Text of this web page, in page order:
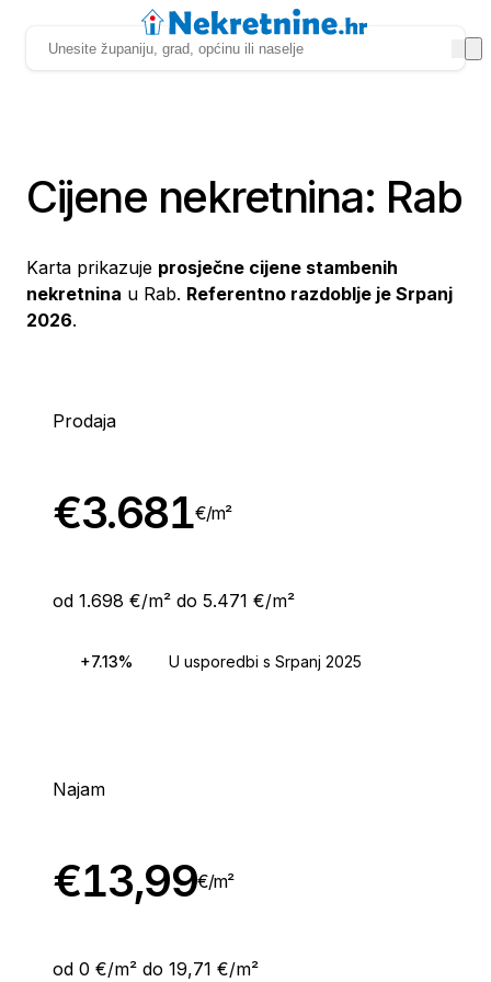
Cijene nekretnina: Rab
Karta prikazuje prosječne cijene stambenih
nekretnina u Rab. Referentno razdoblje je Srpanj
2026.
Prodaja
€3.681€/m²
od 1.698 €/m² do 5.471 €/m²
+7.13% U usporedbi s Srpanj 2025
Najam
€13,99€/m²
od 0 €/m² do 19,71 €/m²